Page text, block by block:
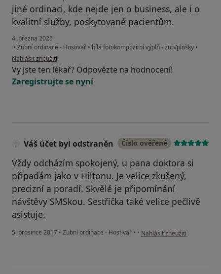
jiné ordinaci, kde nejde jen o business, ale i o
kvalitní služby, poskytované pacientům.
4. března 2025
• Zubní ordinace - Hostivař • bílá fotokompozitní výplň - zub/plošky •
podle názoru uživatele MK
Nahlásit zneužití
Vy jste ten lékař? Odpovězte na hodnocení!
Zaregistrujte se nyní
Váš účet byl odstraněn Číslo ověřené
Vždy odcházím spokojený, u pana doktora si
připadám jako v Hiltonu. Je velice zkušený,
precizní a poradí. Skvělé je připomínání
návštěvy SMSkou. Sestřička také velice pečlivě
asistuje.
5. prosince 2017 • Zubní ordinace - Hostivař • • podle názoru uživatele Váš
Nahlásit zneužití